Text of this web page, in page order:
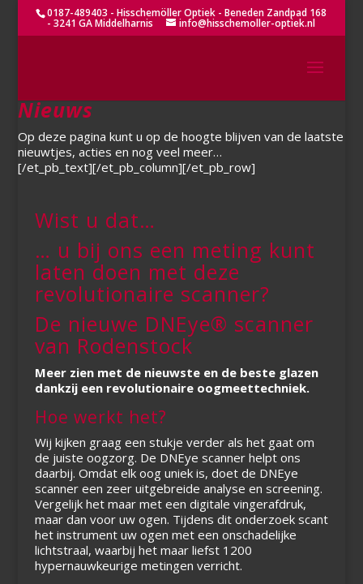
0187-489403 - Hisschemöller Optiek - Beneden Zandpad 168
- 3241 GA Middelharnis info@hisschemoller-optiek.nl
Nieuws
Op deze pagina kunt u op de hoogte blijven van de laatste
nieuwtjes, acties en nog veel meer…
[/et_pb_text][/et_pb_column][/et_pb_row]
Wist u dat…
… u bij ons een meting kunt
laten doen met deze
revolutionaire scanner?
De nieuwe DNEye® scanner
van Rodenstock
Meer zien met de nieuwste en de beste glazen
dankzij een revolutionaire oogmeettechniek.
Hoe werkt het?
Wij kijken graag een stukje verder als het gaat om
de juiste oogzorg. De DNEye scanner helpt ons
daarbij. Omdat elk oog uniek is, doet de DNEye
scanner een zeer uitgebreide analyse en screening.
Vergelijk het maar met een digitale vingerafdruk,
maar dan voor uw ogen. Tijdens dit onderzoek scant
het instrument uw ogen met een onschadelijke
lichtstraal, waarbij het maar liefst 1200
hypernauwkeurige metingen verricht.